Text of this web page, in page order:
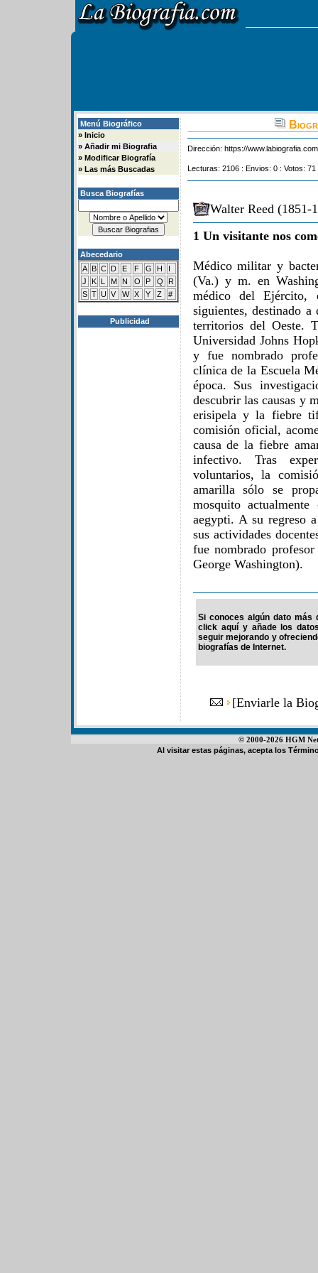
Menú Biográfico
» Inicio
» Añadir mi Biografia
» Modificar Biografía
» Las más Buscadas
Busca Biografías
Abecedario
A B C D E F G H
I
J
K L M N O P Q
R
S T U V W X Y Z #
Publicidad
Dirección: https://
Lecturas: 2106 : Envios: 0 : Votos:
Walter Reed (1851-
1 Un visitante nos
Médico militar y
(Va.) y m. en
médico del
siguientes, destinado
territorios del Oeste.
Universidad Johns
y fue nombrado
clínica de la Escuela
época. Sus
descubrir las causas y
erisipela y la fiebre
comisión oficial,
causa de la fiebre
infectivo. Tras
voluntarios, la
amarilla sólo se
mosquito
aegypti. A su regreso
sus actividades
fue nombrado
George Washington).
Si conoces algún dato más
click aquí y añade los
seguir mejorando y
biografías de Internet.
[Enviarle la
© 2000-2026 HGM
Al visitar estas páginas, acepta los